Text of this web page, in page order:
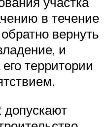
в течение
вернуть
и
территории
допускают